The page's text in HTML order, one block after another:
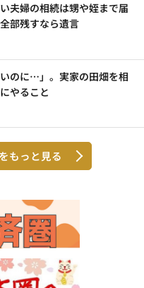
夫婦の相続は甥や姪まで届
部残すなら遺言
いのに…」。実家の田畑を相
やること
もっと見る